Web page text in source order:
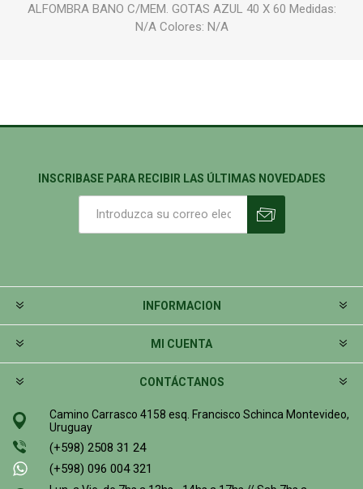
ALFOMBRA BANO C/MEM. GOTAS AZUL 40 X 60 Medidas:
N/A Colores: N/A
INSCRIBASE PARA RECIBIR LAS ÚLTIMAS NOVEDADES
INFORMACION
MI CUENTA
CONTÁCTANOS
Camino Carrasco 4158 esq. Francisco Schinca Montevideo,
Uruguay
(+598) 2508 31 24
(+598) 096 004 321